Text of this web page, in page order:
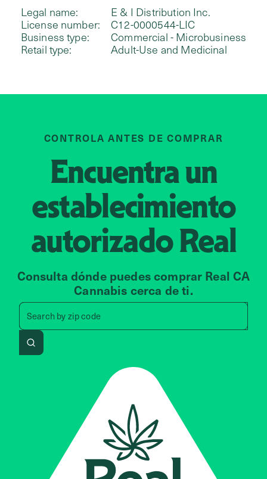
Legal name:
E & I Distribution Inc.
License number:
C12-0000544-LIC
Business type:
Commercial - Microbusiness
Retail type:
Adult-Use and Medicinal
CONTROLA ANTES DE COMPRAR
Encuentra un
establecimiento
autorizadoReal
Consulta dónde puedes comprar Real CA
Cannabis cerca de ti.
Search byzip code
Search by zip code, address,
Search